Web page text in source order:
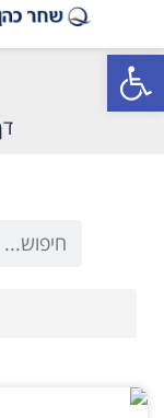
פתח סרגל נגישות